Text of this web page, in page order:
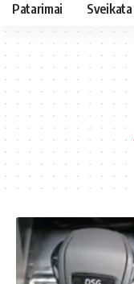
Patarimai Sveikata